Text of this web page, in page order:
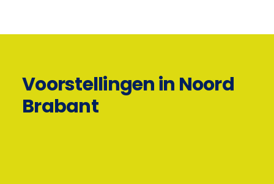
Voorstellingen in Noord
Brabant